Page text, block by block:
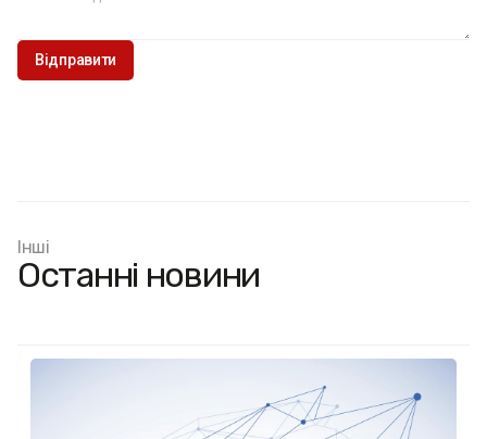
Інші
Останні новини